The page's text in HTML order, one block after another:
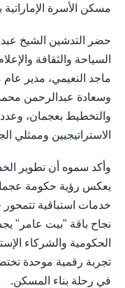
مسكن الأسرة
حضر التدشين الشيخ عبد
السياحة والثقافة
ماجد النعيمي، مدير
وسعادة عبدالرحمن محمد
والتخطيط بعجمان،
الاستراتيجيين وممثلي
وأكد سموه أن تطوير
يعكس رؤية حكومة عجمان
خدمات استباقية
نجاح باقة "بيت عامر"
الحكومية والشركاء
تجربة رقمية موحدة
في رحلة بناء المسكن.